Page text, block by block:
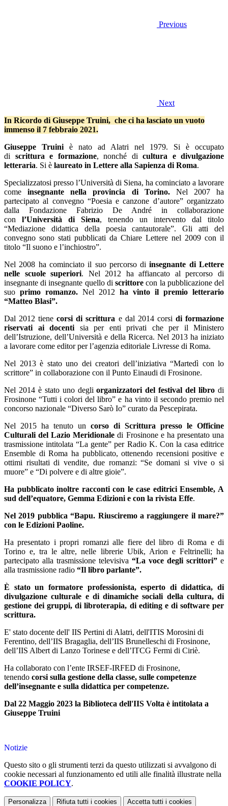
Previous
Next
In Ricordo di Giuseppe Truini, che ci ha lasciato un vuoto
immenso il 7 febbraio 2021.
Giuseppe Truini
è nato ad Alatri nel 1979. Si è occupato
di
scrittura e formazione, nonché di cultura e divulgazione
letteraria. Si è laureato in Lettere alla Sapienza di Roma.
Specializzatosi presso l’Università di Siena, ha cominciato a lavorare
come
insegnante nella provincia di Torino.
Nel 2007 ha
partecipato al convegno “Poesia e canzone d’autore” organizzato
dalla Fondazione Fabrizio De André in collaborazione
con
l’Università di Siena, tenendo un intervento dal titolo
“Mediazione didattica della poesia cantautorale”. Gli atti del
convegno sono stati pubblicati da Chiare Lettere nel 2009 con il
titolo “Il suono e l’inchiostro”.
Nel 2008 ha cominciato il suo percorso di insegnante di Lettere
nelle scuole superiori. Nel 2012 ha affiancato al percorso di
insegnante di insegnante quello di scrittore con la pubblicazione del
suo primo romanzo. Nel 2012 ha vinto il premio letterario
“Matteo Blasi”.
Dal 2012 tiene corsi di scrittura e dal 2014 corsi di formazione
riservati ai docenti
sia per enti privati che per il Ministero
dell’Istruzione, dell’Università e della Ricerca. Nel 2013 ha iniziato
a lavorare come editor per l’agenzia editoriale Livresse di Roma.
Nel 2013 è stato uno dei creatori dell’iniziativa “Martedì con lo
scrittore” in collaborazione con il Punto Einaudi di Frosinone.
Nel 2014 è stato uno degli organizzatori del festival del libro di
Frosinone “Tutti i colori del libro” e ha vinto il secondo premio nel
concorso nazionale “Diverso Sarò Io” curato da Pescepirata.
Nel 2015 ha tenuto un corso di Scrittura presso le Officine
Culturali del Lazio Meridionale di Frosinone e ha presentato una
trasmissione intitolata “La gente” per Radio K. Con la casa editrice
Ensemble di Roma ha pubblicato, ottenendo recensioni positive e
ottimi risultati di vendite, due romanzi: “Se domani si vive o si
muore” e “Di polvere e di altre gioie”.
Ha pubblicato inoltre racconti con le case editrici Ensemble, A
sud dell’equatore, Gemma Edizioni e con la rivista Effe.
Nel 2019 pubblica “Bapu. Riusciremo a raggiungere il mare?”
con le Edizioni Paoline.
Ha presentato i propri romanzi alle fiere del libro di Roma e di
Torino e, tra le altre, nelle librerie Ubik, Arion e Feltrinelli; ha
partecipato alla trasmissione televisiva “La voce degli scrittori” e
alla trasmissione radio “Il libro parlante”.
È stato un formatore professionista, esperto di didattica, di
divulgazione culturale e di dinamiche sociali della cultura, di
gestione dei gruppi, di libroterapia, di editing e di software per
scrittura.
E' stato docente dell' IIS Pertini di Alatri, dell'ITIS Morosini di
Ferentino, dell’IIS Bragaglia, dell’IIS Brunelleschi di Frosinone,
dell’IIS Albert di Lanzo Torinese e dell’ITCG Fermi di Ciriè.
Ha collaborato con l’ente IRSEF-IRFED di Frosinone,
tenendo corsi sulla gestione della classe, sulle competenze
dell’insegnante e sulla didattica per competenze.
Dal 22 Maggio 2023 la Biblioteca dell'IIS Volta è intitolata a
Giuseppe Truini
Notizie
Questo sito o gli strumenti terzi da questo utilizzati si avvalgono di
cookie necessari al funzionamento ed utili alle finalità illustrate nella
COOKIE POLICY.
Personalizza Rifiuta tutti i cookies Accetta tutti i cookies